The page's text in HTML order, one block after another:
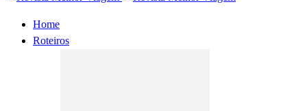
Home
Roteiros